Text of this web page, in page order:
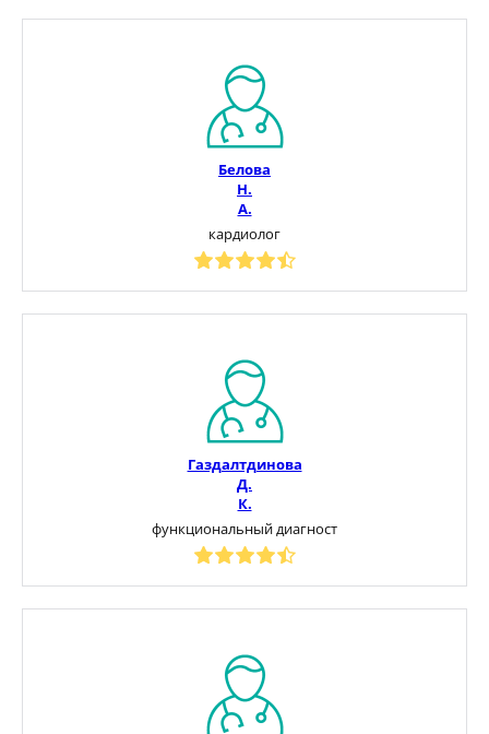
Белова
Н.
А.
кардиолог
Газдалтдинова
Д.
К.
функциональный диагност